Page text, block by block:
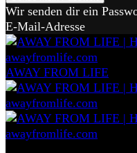
Wir senden dir ein
E-Mail-Adresse
AWAY FROM LIFE